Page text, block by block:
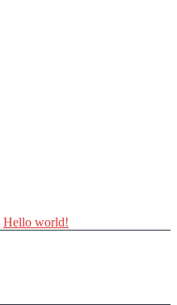
Hello world!